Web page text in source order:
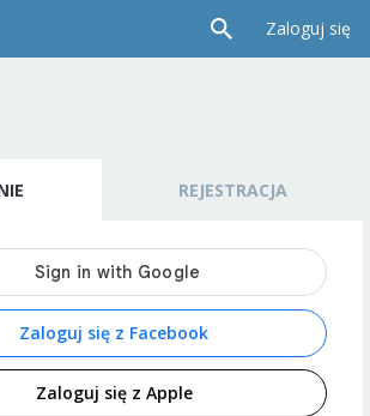
Zaloguj się
REJESTRACJA
Zaloguj się z Facebook
Zaloguj się z Apple